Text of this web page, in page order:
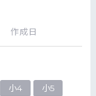
作成日
小4
小5